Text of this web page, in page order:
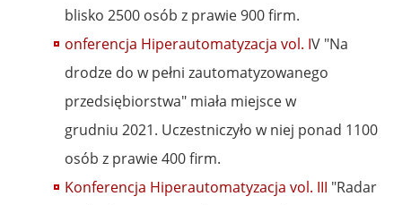
blisko 2500 osób z prawie 900 firm.
onferencja Hiperautomatyzacja vol. IV "Na
drodze do w pełni zautomatyzowanego
przedsiębiorstwa" miała miejsce w
grudniu 2021. Uczestniczyło w niej ponad 1100
osób z prawie 400 firm.
Konferencja Hiperautomatyzacja vol. III "Radar